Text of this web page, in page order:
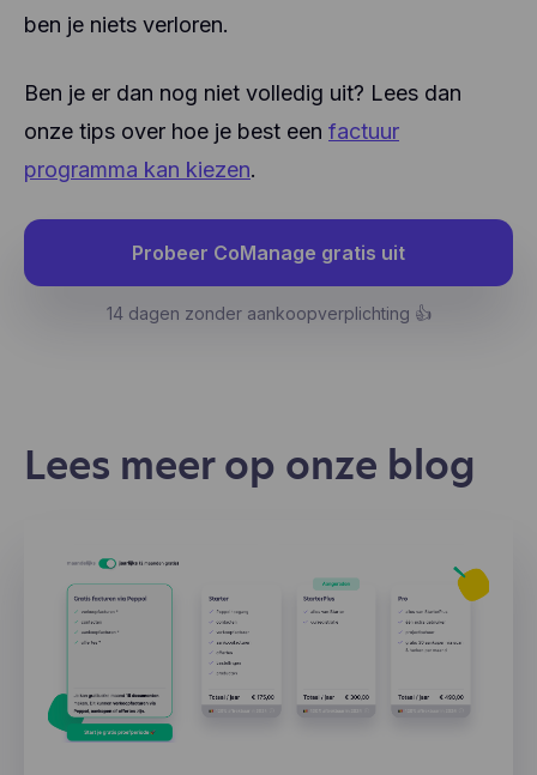
ben je niets verloren.
Ben je er dan nog niet volledig uit? Lees dan
onze tips over hoe je best een factuur
programma kan kiezen.
Probeer CoManage gratis uit
14 dagen zonder aankoopverplichting 👍
Lees meer op onze blog